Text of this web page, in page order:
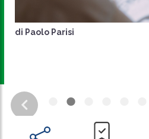
CONDIVIDI
di Paolo Parisi